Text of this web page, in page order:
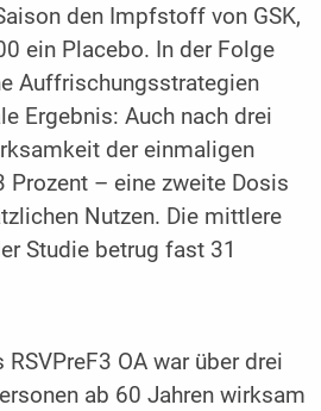
den Impfstoff von GSK,
ein Placebo. In der Folge
Auffrischungsstrategien
Ergebnis: Auch nach drei
der einmaligen
Prozent – eine zweite Dosis
Nutzen. Die mittlere
Studie betrug fast 31
RSVPreF3 OA war über drei
ab 60 Jahren wirksam